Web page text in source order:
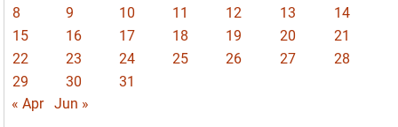
8
9 10 11 12 13
14
15
16 17 18 19 20
21
22
23 24 25 26 27
28
29
30
31
« Apr
Jun »